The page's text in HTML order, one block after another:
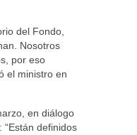
del Fondo,
Nosotros
por eso
el ministro en
en diálogo
definidos